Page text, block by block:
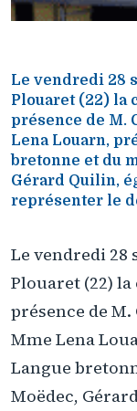
Le vendredi 28
Plouaret (22) la
présence de M.
Lena Louarn,
bretonne et du
Gérard Quilin,
représenter le
Le vendredi 28
Plouaret (22)
présence de
Mme Lena
Langue
Moëdec,